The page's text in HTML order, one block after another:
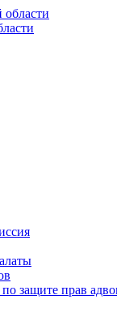
защите прав